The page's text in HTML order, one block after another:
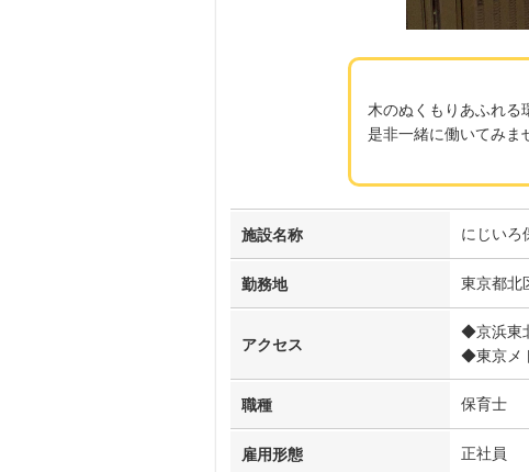
木のぬくもりあふれる
是非一緒に働いてみま
施設名称 にじいろ
勤務地 東京都北
アクセス
◆京浜東
◆東京メ
職種 保育士
雇用形態 正社員